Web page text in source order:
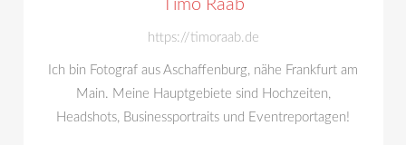
Timo Raab
https://timoraab.de
Ich bin Fotograf aus Aschaffenburg, nähe Frankfurt am
Main. Meine Hauptgebiete sind Hochzeiten,
Headshots, Businessportraits und Eventreportagen!